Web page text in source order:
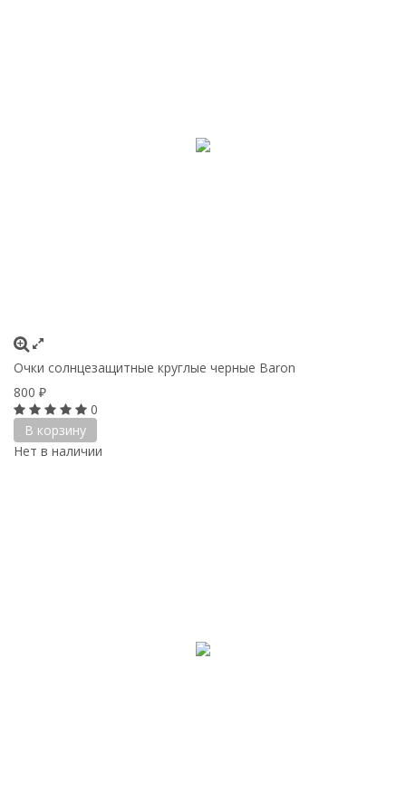
Очки солнцезащитные круглые черные Baron
800 ₽
0
В корзину
Нет в наличии